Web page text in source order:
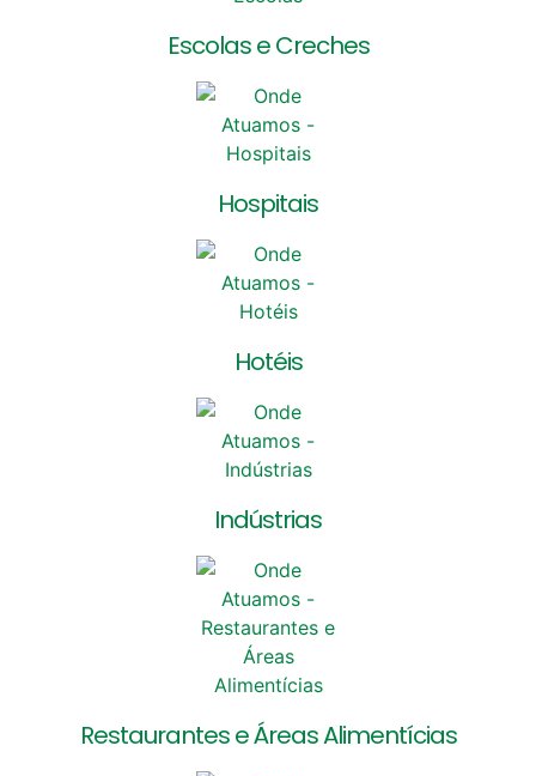
Escolas e Creches
Hospitais
Hotéis
Indústrias
Restaurantes e Áreas Alimentícias